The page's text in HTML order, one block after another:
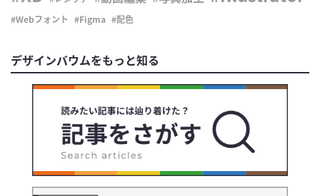
Webフォント Figma 配色
デザインバウムをもっと知る